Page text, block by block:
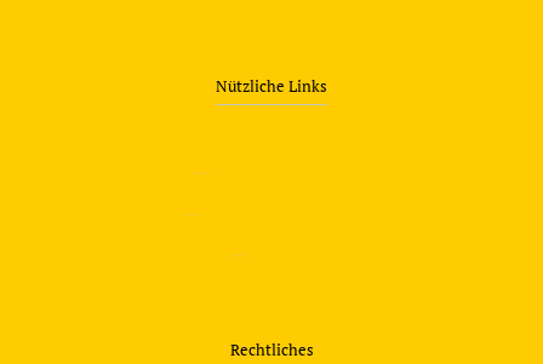
Nützliche Links
—
—
—
Rechtliches